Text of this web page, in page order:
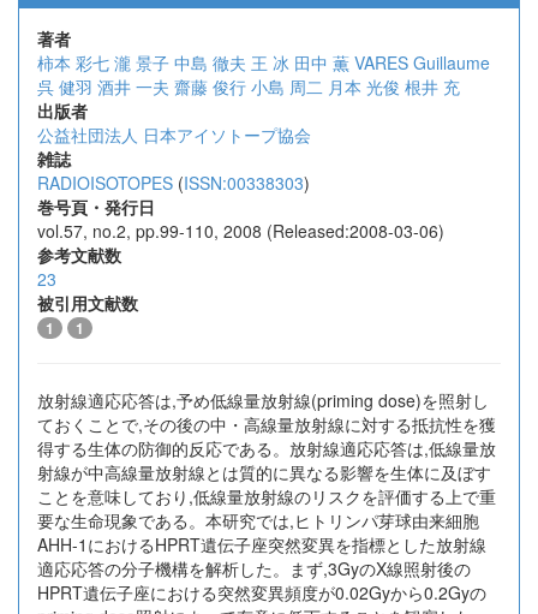
著者
柿本 彩七 瀧 景子 中島 徹夫 王 冰 田中 薫 VARES Guillaume
呉 健羽 酒井 一夫 齋藤 俊行 小島 周二 月本 光俊 根井 充
出版者
公益社団法人 日本アイソトープ協会
雑誌
RADIOISOTOPES (ISSN:00338303)
巻号頁・発行日
vol.57, no.2, pp.99-110, 2008 (Released:2008-03-06)
参考文献数
23
被引用文献数
1 1
放射線適応応答は,予め低線量放射線(priming dose)を照射し
ておくことで,その後の中・高線量放射線に対する抵抗性を獲
得する生体の防御的反応である。放射線適応応答は,低線量放
射線が中高線量放射線とは質的に異なる影響を生体に及ぼす
ことを意味しており,低線量放射線のリスクを評価する上で重
要な生命現象である。本研究では,ヒトリンパ芽球由来細胞
AHH-1におけるHPRT遺伝子座突然変異を指標とした放射線
適応応答の分子機構を解析した。まず,3GyのX線照射後の
HPRT遺伝子座における突然変異頻度が0.02Gyから0.2Gyの